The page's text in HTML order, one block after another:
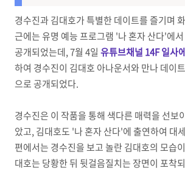
경수진과 김대호가 특별한 데이트를 즐기며
근에는 유명 예능 프로그램 '나 혼자 산다'에
공개되었는데, 7월 4일 유튜브채널 14F 일사
하여 경수진이 김대호 아나운서와 만나 데이
으로 공개되었다.
경수진은 이 작품을 통해 색다른 매력을 선보
았고, 김대호도 '나 혼자 산다'에 출연하여 대
편에서는 경수진을 보고 놀란 김대호의 모습
대호는 당황한 뒤 뒷걸음질치는 장면이 포착